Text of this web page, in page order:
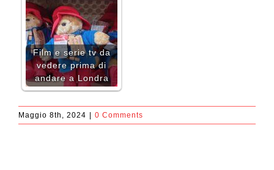
Film e serie tv da
vedere prima di
andare a Londra
Maggio 8th, 2024 0 Comments